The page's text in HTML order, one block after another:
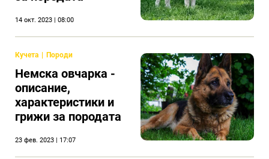
14 окт. 2023 | 08:00
Кучета Породи
Немска овчарка -
описание,
характеристики и
грижи за породата
23 фев. 2023 | 17:07